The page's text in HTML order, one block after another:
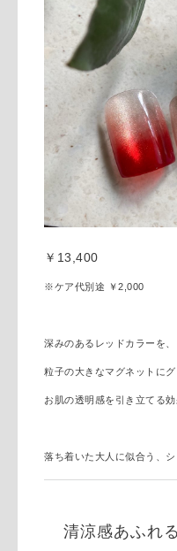
￥13,400
※ケア代別途 ￥2,000
深みのあるレッドカラーを、
粒子の大きなマグネットにグ
お肌の透明感を引き立てる効
落ち着いた大人に似合う、シ
清涼感あふれ